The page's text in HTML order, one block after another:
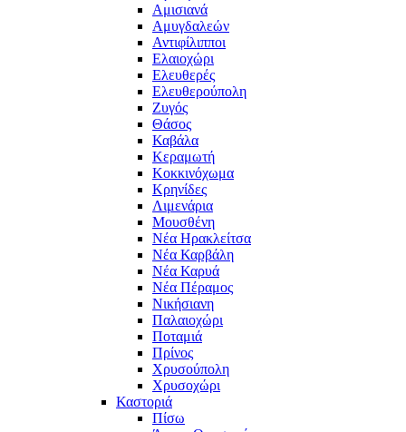
Αμισιανά
Αμυγδαλεών
Αντιφίλιπποι
Ελαιοχώρι
Ελευθερές
Ελευθερούπολη
Ζυγός
Θάσος
Καβάλα
Κεραμωτή
Κοκκινόχωμα
Κρηνίδες
Λιμενάρια
Μουσθένη
Νέα Ηρακλείτσα
Νέα Καρβάλη
Νέα Καρυά
Νέα Πέραμος
Νικήσιανη
Παλαιοχώρι
Ποταμιά
Πρίνος
Χρυσούπολη
Χρυσοχώρι
Καστοριά
Πίσω